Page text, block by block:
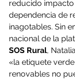
reducido
dependencia de
inagotables. Sin
nacional de la
SOS Rural,
«la etiquete
renovables no